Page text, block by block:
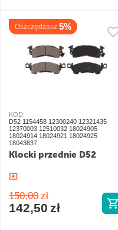
Oszczędzasz 5%
KOD:
D52 1154458 12300240 12321435
12370003 12510032 18024905
18024914 18024921 18024925
18043837
Klocki przednie D52
150,00 zł
142,50 zł